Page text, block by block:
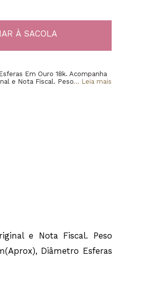
Em Ouro 18k. Acompanha
e Nota Fiscal. Peso... Leia mais
e Nota Fiscal. Peso
Diâmetro Esferas